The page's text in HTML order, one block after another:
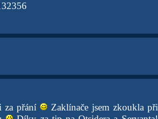
za přání
Zaklínače jsem zkoukla při